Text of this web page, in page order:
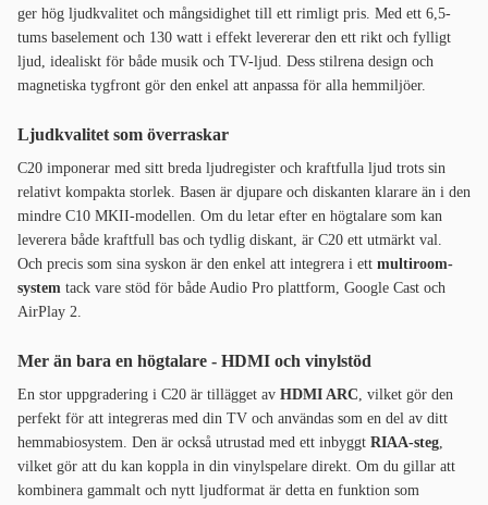
ger hög ljudkvalitet och mångsidighet till ett rimligt pris. Med ett 6,5-
tums baselement och 130 watt i effekt levererar den ett rikt och fylligt
ljud, idealiskt för både musik och TV-ljud. Dess stilrena design och
magnetiska tygfront gör den enkel att anpassa för alla hemmiljöer.
Ljudkvalitet som överraskar
C20 imponerar med sitt breda ljudregister och kraftfulla ljud trots sin
relativt kompakta storlek. Basen är djupare och diskanten klarare än i den
mindre C10 MKII-modellen. Om du letar efter en högtalare som kan
leverera både kraftfull bas och tydlig diskant, är C20 ett utmärkt val.
Och precis som sina syskon är den enkel att integrera i ett multiroom-
system tack vare stöd för både Audio Pro plattform, Google Cast och
AirPlay 2.
Mer än bara en högtalare - HDMI och vinylstöd
En stor uppgradering i C20 är tillägget av HDMI ARC, vilket gör den
perfekt för att integreras med din TV och användas som en del av ditt
hemmabiosystem. Den är också utrustad med ett inbyggt RIAA-steg,
vilket gör att du kan koppla in din vinylspelare direkt. Om du gillar att
kombinera gammalt och nytt ljudformat är detta en funktion som